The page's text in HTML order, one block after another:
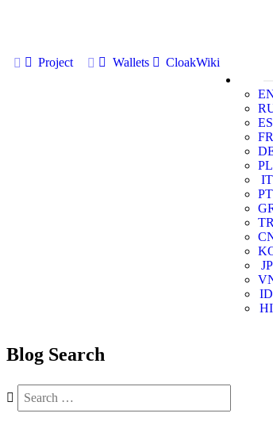
Project Wallets
CloakWiki
ES
FR
PL
IT
PT
JP
ID
HI
Blog Search